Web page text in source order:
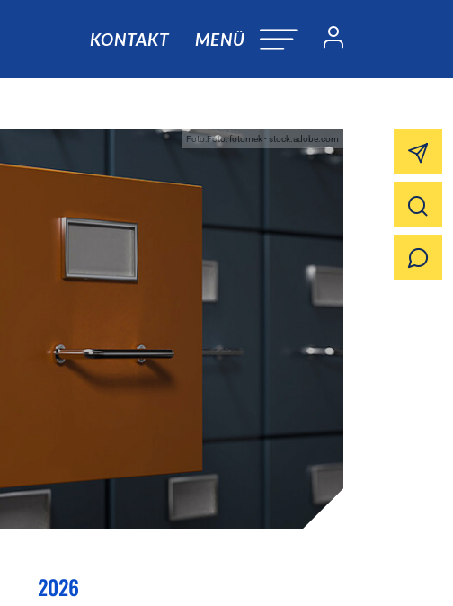
KONTAKT MENÜ
Foto:Foto: fotomek - stock.adobe.com
2026